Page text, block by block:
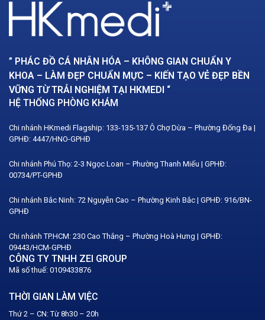
” PHÁC ĐỒ CÁ NHÂN HÓA – KHÔNG GIAN CHUẨN Y
KHOA – LÀM ĐẸP CHUẨN MỰC – KIẾN TẠO VẺ ĐẸP BỀN
VỮNG TỪ TRẢI NGHIỆM TẠI HKMEDI “
HỆ THỐNG PHÒNG KHÁM
Chi nhánh HKmedi Flagship: 133-135-137 Ô Chợ Dừa – Phường Đống Đa |
GPHĐ: 4447/HNO-GPHĐ
Chi nhánh Phú Thọ: 2-3 Ngọc Loan – Phường Thanh Miếu | GPHĐ:
00734/PT-GPHĐ
Chi nhánh Bắc Ninh: 72 Nguyễn Cao – Phường Kinh Bắc | GPHĐ: 916/BN-
GPHĐ
Chi nhánh TP.HCM: 230 Cao Thắng – Phường Hoà Hưng | GPHĐ:
09443/HCM-GPHĐ
CÔNG TY TNHH ZEI GROUP
Mã số thuế: 0109433876
THỜI GIAN LÀM VIỆC
Thứ 2 – CN: Từ 8h30 – 20h